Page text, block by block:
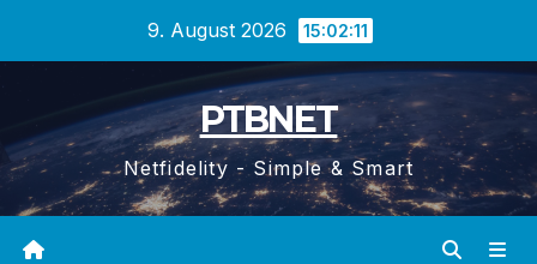
9. August 2026 15:02:11
PTBNET
Netfidelity - Simple & Smart